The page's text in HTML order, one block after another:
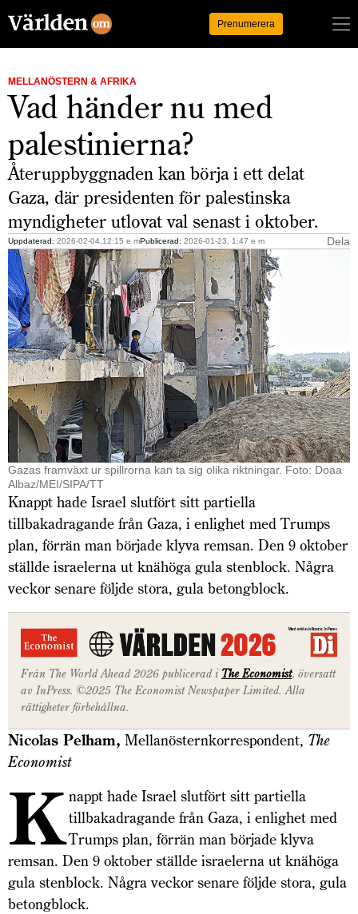
Prenumerera
MELLANÖSTERN & AFRIKA
Vad händer nu med
palestinierna?
Återuppbyggnaden kan börja i ett delat
Gaza, där presidenten för palestinska
myndigheter utlovat val senast i oktober.
Uppdaterad: 2026-02-04,12:15 e mPublicerad: 2026-01-23, 1:47 e m Dela
Gazas framväxt ur spillrorna kan ta sig olika riktningar. Foto: Doaa
Albaz/MEI/SIPA/TT
Knappt hade Israel slutfört sitt partiella
tillbakadragande från Gaza, i enlighet med Trumps
plan, förrän man började klyva remsan. Den 9 oktober
ställde israelerna ut knähöga gula stenblock. Några
veckor senare följde stora, gula betongblock.
Från The World Ahead 2026 publicerad i The Economist, översatt
av InPress. ©2025 The Economist Newspaper Limited. Alla
rättigheter förbehållna.
Nicolas Pelham, Mellanöstern­korrespondent, The
Economist
K nappt hade Israel slutfört sitt partiella
tillbakadragande från Gaza, i enlighet med
Trumps plan, förrän man började klyva
remsan. Den 9 oktober ställde israelerna ut knähöga
gula stenblock. Några veckor senare följde stora, gula
betongblock.